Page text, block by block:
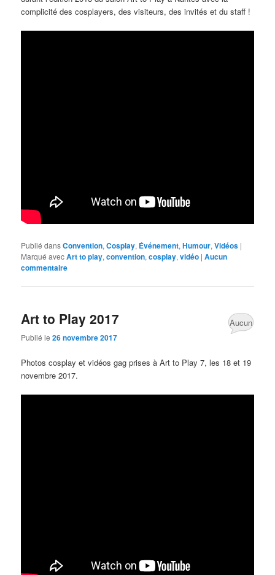
complicité des cosplayers, des visiteurs, des invités et du staff !
Publié dansConvention,Cosplay, Événement,Humour,Vidéos |
Marqué avecArt to play,convention,cosplay,vidéo |Aucun
commentaire
Art to Play 2017
Publié le26 novembre 2017
Aucun
Photos cosplay et vidéos gag prises à Art to Play 7, les 18 et 19
novembre 2017.